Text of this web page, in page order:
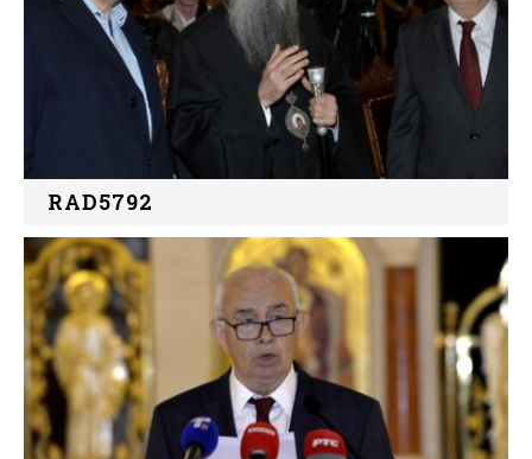
RAD5792